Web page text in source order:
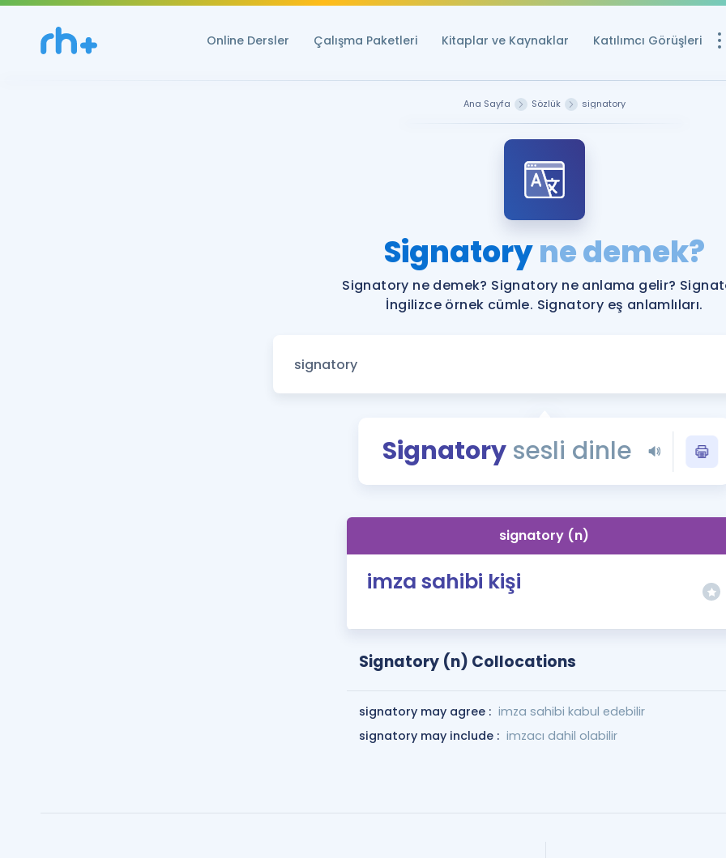
Online Dersler Çalışma Paketleri Kitaplar ve Kaynaklar Katılımcı Görüşleri
YDS ve YÖKDİL
YDS ve YÖKDİL'e
Tüm ÖSYM
YDS - YÖKDİL
İngilizce Gramer
Ana Sayfa Sözlük signatory
Signatoryne demek?
Signatory ne demek? Signatory ne anlama gelir?
İngilizce örnek cümle. Signatory eş anlamlıları.
Signatory sesli dinle
signatory (n)
imza sahibi kişi
Signatory (n) Collocations
signatory may agree : imza sahibi kabul edebilir
signatory may include : imzacı dahil olabilir